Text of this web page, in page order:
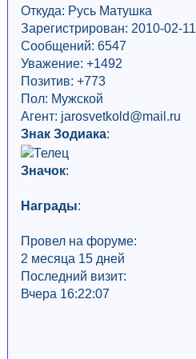
Откуда: Русь Матушка
Зарегистрирован: 2010-02-11
Сообщений: 6547
Уважение: +1492
Позитив: +773
Пол: Мужской
Агент: jarosvetkold@mail.ru
Знак Зодиака:
Значок:
Награды:
Провел на форуме:
2 месяца 15 дней
Последний визит:
Вчера 16:22:07